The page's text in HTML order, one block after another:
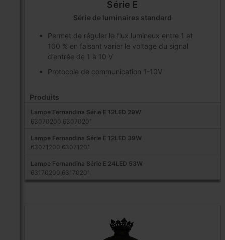
Série E
Série de luminaires standard
Permet de réguler le flux lumineux entre 1 et
100 % en faisant varier le voltage du signal
d’entrée de 1 à 10 V
Protocole de communication 1-10V
Produits
Lampe Fernandina Série E 12LED 29W
63070200,63070201
Lampe Fernandina Série E 12LED 39W
63071200,63071201
Lampe Fernandina Série E 24LED 53W
63170200,63170201